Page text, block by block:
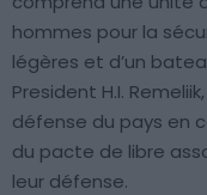
hommes pour la
légères et d’un
President H.I.
défense du pays en
du pacte de libre
leur défense.